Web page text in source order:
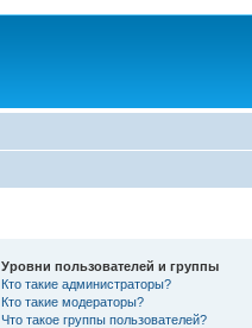
Уровни пользователей и группы
Кто такие администраторы?
Кто такие модераторы?
Что такое группы пользователей?